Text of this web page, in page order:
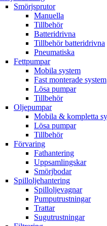
Smörjsprutor
Manuella
Tillbehör
Batteridrivna
Tillbehör batteridrivna
Pneumatiska
Fettpumpar
Mobila system
Fast monterade system
Lösa pumpar
Tillbehör
Oljepumpar
Mobila & kompletta
Lösa pumpar
Tillbehör
Förvaring
Fathantering
Uppsamlingskar
Smörjbodar
Spilloljehantering
Spilloljevagnar
Pumputrustningar
Trattar
Sugutrustningar